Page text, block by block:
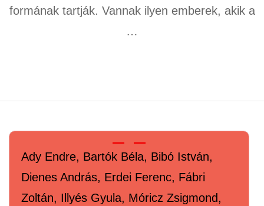
formának tartják. Vannak ilyen emberek, akik a
…
Ady Endre, Bartók Béla, Bibó István,
Dienes András, Erdei Ferenc, Fábri
Zoltán, Illyés Gyula, Móricz Zsigmond,